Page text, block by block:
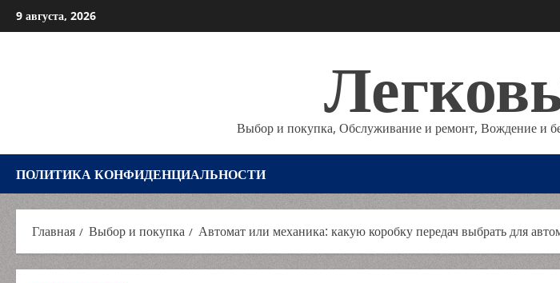
Перейти
к
9 августа, 2026
Выбор и покупка, Обслуживание и ремонт, Вождение и
ПОЛИТИКА КОНФИДЕНЦИАЛЬНОСТИ
Главная Выбор и покупка Автомат или механика: какую коробку передач выбрать для